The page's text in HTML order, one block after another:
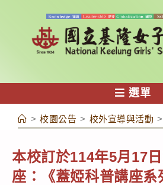
容
選單
> 校園公告 > 校外宣導與活動 >
本校訂於114年5月17
座：《蓋婭科普講座